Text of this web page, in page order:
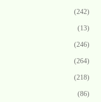
(242)
(13)
(246)
(264)
(218)
(86)